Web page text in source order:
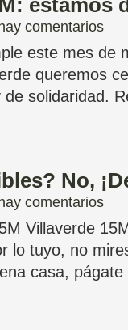
estamos
comentarios
este mes de
queremos
solidaridad.
No,
comentarios
Villaverde
lo tuyo, no
casa,